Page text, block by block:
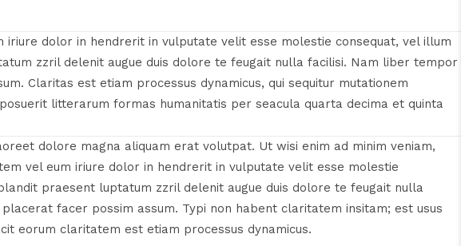
dolor in hendrerit in vulputate velit esse molestie consequat, vel illum
zzril delenit augue duis dolore te feugait nulla facilisi. Nam liber tempor
Claritas est etiam processus dynamicus, qui sequitur mutationem
litterarum formas humanitatis per seacula quarta decima et quinta
dolore magna aliquam erat volutpat. Ut wisi enim ad minim veniam,
vel eum iriure dolor in hendrerit in vulputate velit esse molestie
praesent luptatum zzril delenit augue duis dolore te feugait nulla
facer possim assum. Typi non habent claritatem insitam; est usus
eorum claritatem est etiam processus dynamicus.